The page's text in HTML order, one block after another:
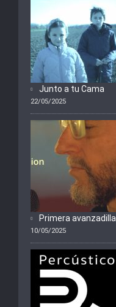
Junto a tu Cama
22/05/2025
Primera avanzadilla
10/05/2025